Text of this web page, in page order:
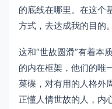
的底线在哪里。在这个
方式，去达成我的目的。
这和“世故圆滑”有着本
的内在框架，他们的唯
菜碟，对有用的人格外
正懂人情世故的人，内